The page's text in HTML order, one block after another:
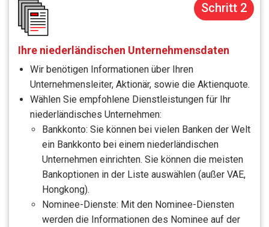
Schritt 2
Ihre niederländischen Unternehmensdaten
Wir benötigen Informationen über Ihren
Unternehmensleiter, Aktionär, sowie die Aktienquote.
Wählen Sie empfohlene Dienstleistungen für Ihr
niederländisches Unternehmen:
Bankkonto: Sie können bei vielen Banken der Welt
ein Bankkonto bei einem niederländischen
Unternehmen einrichten. Sie können die meisten
Bankoptionen in der Liste auswählen (außer VAE,
Hongkong).
Nominee-Dienste: Mit den Nominee-Diensten
werden die Informationen des Nominee auf der